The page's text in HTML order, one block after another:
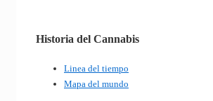
Historia del Cannabis
Linea del tiempo
Mapa del mundo